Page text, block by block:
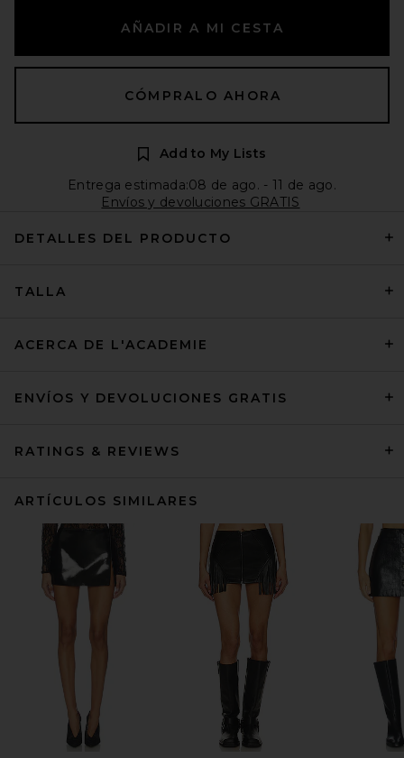
AÑADIR A MI CESTA
CÓMPRALO AHORA
Add to My Lists
Entrega estimada:08 de ago. - 11 de ago.
Envíos y devoluciones GRATIS
DETALLES DEL PRODUCTO
TALLA
ACERCA DE L'ACADEMIE
ENVÍOS Y DEVOLUCIONES GRATIS
RATINGS & REVIEWS
ARTÍCULOS SIMILARES